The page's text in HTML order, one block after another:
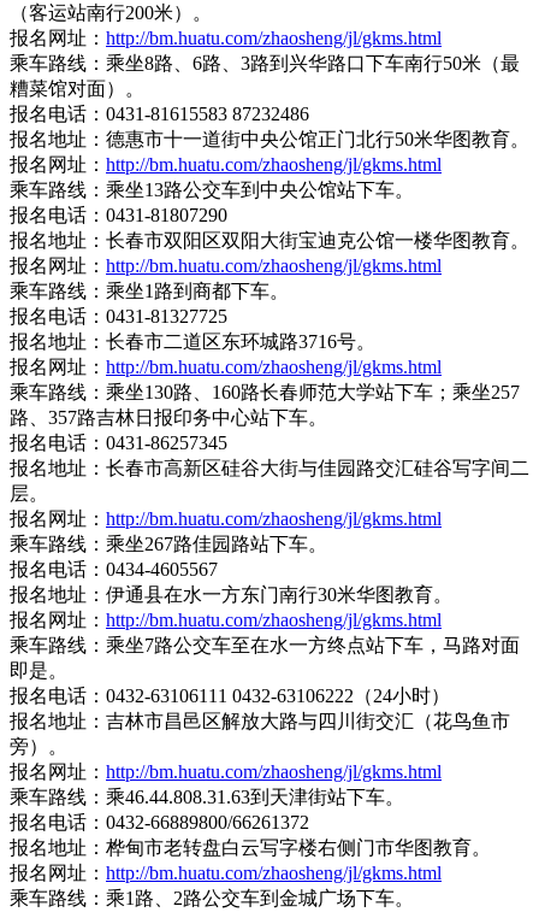
（客运站南行200米）。
报名网址： http://bm.huatu.com/zhaosheng/jl/gkms.html
乘车路线：乘坐8路、6路、3路到兴华路口下车南行50米（最
糟菜馆对面）。
报名电话：0431-81615583 87232486
报名地址：德惠市十一道街中央公馆正门北行50米华图教育。
报名网址： http://bm.huatu.com/zhaosheng/jl/gkms.html
乘车路线：乘坐13路公交车到中央公馆站下车。
报名电话：0431-81807290
报名地址：长春市双阳区双阳大街宝迪克公馆一楼华图教育。
报名网址： http://bm.huatu.com/zhaosheng/jl/gkms.html
乘车路线：乘坐1路到商都下车。
报名电话：0431-81327725
报名地址：长春市二道区东环城路3716号。
报名网址： http://bm.huatu.com/zhaosheng/jl/gkms.html
乘车路线：乘坐130路、160路长春师范大学站下车；乘坐257
路、357路吉林日报印务中心站下车。
报名电话：0431-86257345
报名地址：长春市高新区硅谷大街与佳园路交汇硅谷写字间二
层。
报名网址： http://bm.huatu.com/zhaosheng/jl/gkms.html
乘车路线：乘坐267路佳园路站下车。
报名电话：0434-4605567
报名地址：伊通县在水一方东门南行30米华图教育。
报名网址： http://bm.huatu.com/zhaosheng/jl/gkms.html
乘车路线：乘坐7路公交车至在水一方终点站下车，马路对面
即是。
报名电话：0432-63106111 0432-63106222（24小时）
报名地址：吉林市昌邑区解放大路与四川街交汇（花鸟鱼市
旁）。
报名网址： http://bm.huatu.com/zhaosheng/jl/gkms.html
乘车路线：乘46.44.808.31.63到天津街站下车。
报名电话：0432-66889800/66261372
报名地址：桦甸市老转盘白云写字楼右侧门市华图教育。
报名网址： http://bm.huatu.com/zhaosheng/jl/gkms.html
乘车路线：乘1路、2路公交车到金城广场下车。